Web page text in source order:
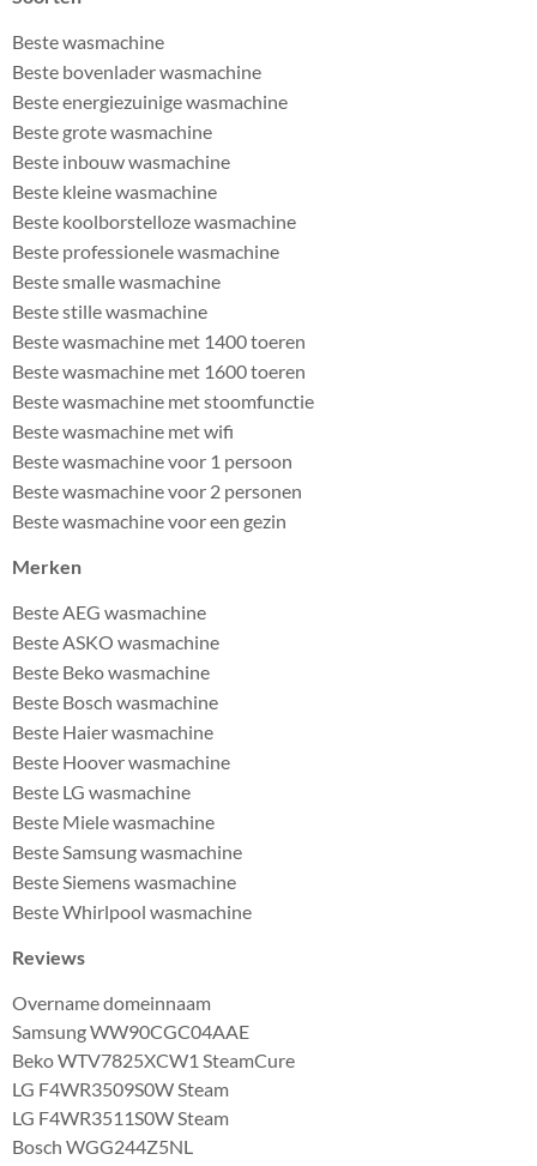
Beste wasmachine
Beste bovenlader wasmachine
Beste energiezuinige wasmachine
Beste grote wasmachine
Beste inbouw wasmachine
Beste kleine wasmachine
Beste koolborstelloze wasmachine
Beste professionele wasmachine
Beste smalle wasmachine
Beste stille wasmachine
Beste wasmachine met 1400 toeren
Beste wasmachine met 1600 toeren
Beste wasmachine met stoomfunctie
Beste wasmachine met wifi
Beste wasmachine voor 1 persoon
Beste wasmachine voor 2 personen
Beste wasmachine voor een gezin
Merken
Beste AEG wasmachine
Beste ASKO wasmachine
Beste Beko wasmachine
Beste Bosch wasmachine
Beste Haier wasmachine
Beste Hoover wasmachine
Beste LG wasmachine
Beste Miele wasmachine
Beste Samsung wasmachine
Beste Siemens wasmachine
Beste Whirlpool wasmachine
Reviews
Overname domeinnaam
Samsung WW90CGC04AAE
Beko WTV7825XCW1 SteamCure
LG F4WR3509S0W Steam
LG F4WR3511S0W Steam
Bosch WGG244Z5NL